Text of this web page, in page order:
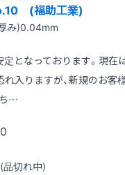
(福助工業)
み)0.04mm
となっております。現在
入りますが、新規のお客
…
切れ中)